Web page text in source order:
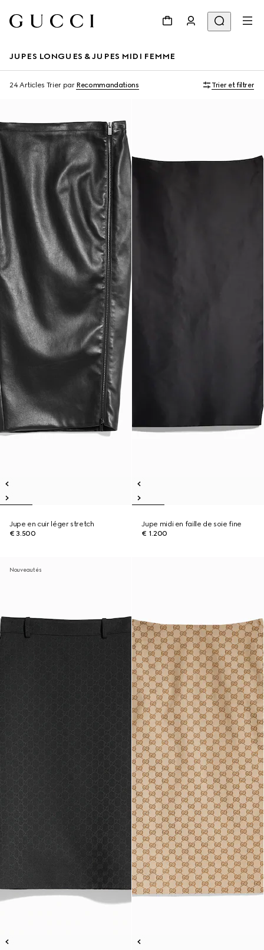
JUPES LONGUES & JUPES MIDI FEMME
24 Articles Trier par Recommandations Trier et filtrer
Jupe en cuir léger stretch
€ 3.500
Jupe midi en faille de soie fine
€ 1.200
Nouveautés